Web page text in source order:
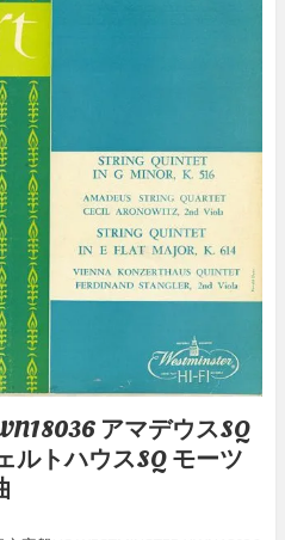
アマデウスSQ
ルトハウスSQ モーツ